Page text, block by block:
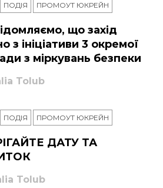
ПОДІЯ ПРОМОУТ ЮКРЕЙН
що захід
з ініціативи 3 окремої
з міркувань безпеки
Tolub
ПОДІЯ ПРОМОУТ ЮКРЕЙН
ДАТУ ТА
Tolub